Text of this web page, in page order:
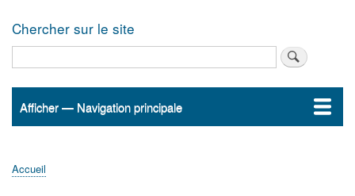
Chercher sur le site
Navigation
Afficher — Navigation principale
Accueil
ActualitésMATh.en.JEANS ?
Régions et Ateliers
Créer, gérer un atelier
Sujets/Publications
Congrès
Accueil